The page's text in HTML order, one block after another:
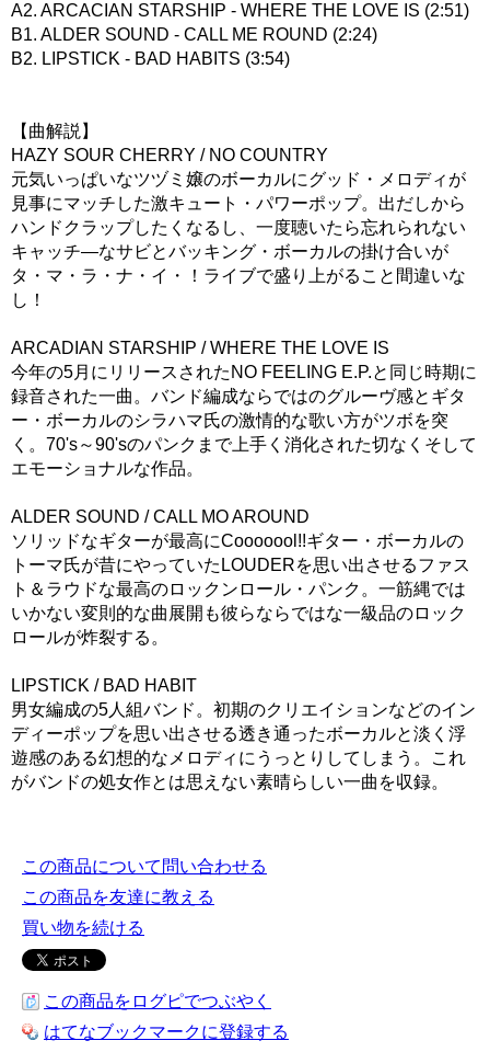
A2. ARCACIAN STARSHIP - WHERE THE LOVE IS (2:51)
B1. ALDER SOUND - CALL ME ROUND (2:24)
B2. LIPSTICK - BAD HABITS (3:54)
【曲解説】
HAZY SOUR CHERRY / NO COUNTRY
元気いっぱいなツヅミ嬢のボーカルにグッド・メロディが
見事にマッチした激キュート・パワーポップ。出だしから
ハンドクラップしたくなるし、一度聴いたら忘れられない
キャッチ―なサビとバッキング・ボーカルの掛け合いが
タ・マ・ラ・ナ・イ・！ライブで盛り上がること間違いな
し！
ARCADIAN STARSHIP / WHERE THE LOVE IS
今年の5月にリリースされたNO FEELING E.P.と同じ時期に
録音された一曲。バンド編成ならではのグルーヴ感とギタ
ー・ボーカルのシラハマ氏の激情的な歌い方がツボを突
く。70's～90'sのパンクまで上手く消化された切なくそして
エモーショナルな作品。
ALDER SOUND / CALL MO AROUND
ソリッドなギターが最高にCooooool!!ギター・ボーカルの
トーマ氏が昔にやっていたLOUDERを思い出させるファス
ト＆ラウドな最高のロックンロール・パンク。一筋縄では
いかない変則的な曲展開も彼らならではな一級品のロック
ロールが炸裂する。
LIPSTICK / BAD HABIT
男女編成の5人組バンド。初期のクリエイションなどのイン
ディーポップを思い出させる透き通ったボーカルと淡く浮
遊感のある幻想的なメロディにうっとりしてしまう。これ
がバンドの処女作とは思えない素晴らしい一曲を収録。
この商品について問い合わせる
この商品を友達に教える
買い物を続ける
この商品をログピでつぶやく
はてなブックマークに登録する